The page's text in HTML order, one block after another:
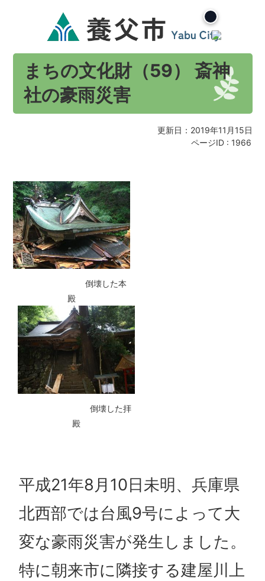
まちの文化財（59） 斎神
社の豪雨災害
更新日：2019年11月15日
ページID : 1966
倒壊した本
殿
倒壊した拝
殿
平成21年8月10日未明、兵庫県
北西部では台風9号によって大
変な豪雨災害が発生しました。
特に朝来市に隣接する建屋川上